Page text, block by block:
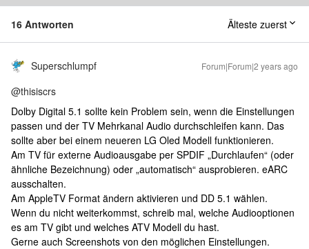
16 Antworten Älteste zuerst
Superschlumpf Forum|Forum|2 years ago
@thisiscrs
Dolby Digital 5.1 sollte kein Problem sein, wenn die Einstellungen
passen und der TV Mehrkanal Audio durchschleifen kann. Das
sollte aber bei einem neueren LG Oled Modell funktionieren.
Am TV für externe Audioausgabe per SPDIF „Durchlaufen“ (oder
ähnliche Bezeichnung) oder „automatisch“ ausprobieren. eARC
ausschalten.
Am AppleTV Format ändern aktivieren und DD 5.1 wählen.
Wenn du nicht weiterkommst, schreib mal, welche Audiooptionen
es am TV gibt und welches ATV Modell du hast.
Gerne auch Screenshots von den möglichen Einstellungen.